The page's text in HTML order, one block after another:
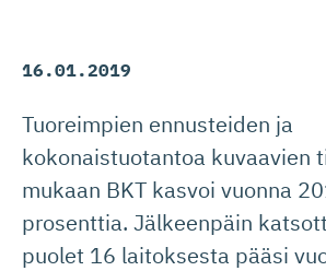
16.01.2019
Tuoreimpien ennusteiden ja
kokonaistuotantoa kuvaavien
mukaan BKT kasvoi vuonna
prosenttia. Jälkeenpäin
puolet 16 laitoksesta pääsi